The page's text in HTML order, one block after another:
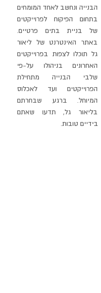
הבנייה ונחשב לאחד המומחים
בתחום הפיקוח לפרוייקטים
של בניית בתים פרטיים.
באתר האינטרנט של ליאור
גל תוכלו לצפות בפרוייקטים
האחרונים בניהולו על-פי
שלבי הבנייה מתחילת
הפרוייקטים ועד לאכלוס
המיוחל. ברגע שבחרתם
בליאור גל, תדעו שאתם
בידיים טובות.